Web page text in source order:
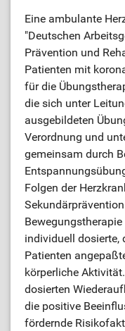
Eine ambulante
"Deutschen
Prävention und
Patienten mit
für die
die sich unter
ausgebildeten
Verordnung und
gemeinsam durch
Folgen der
individuell dosierte,
Patienten
körperliche
dosierten
die positive
fördernde